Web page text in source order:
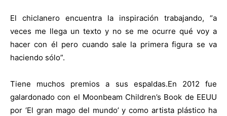
El chiclanero encuentra la inspiración trabajando, “a
veces me llega un texto y no se me ocurre qué voy a
hacer con él pero cuando sale la primera figura se va
haciendo sólo”.
Tiene muchos premios a sus espaldas.En 2012 fue
galardonado con el Moonbeam Children’s Book de EEUU
por ‘El gran mago del mundo’ y como artista plástico ha